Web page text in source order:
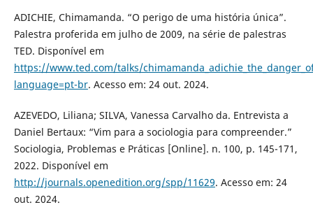
ADICHIE, Chimamanda. “O perigo de uma história única”.
Palestra proferida em julho de 2009, na série de palestras
TED. Disponível em
https://www.ted.com/talks/
language=pt-br. Acesso em: 24 out. 2024.
AZEVEDO, Liliana; SILVA, Vanessa Carvalho da. Entrevista a
Daniel Bertaux: “Vim para a sociologia para compreender.”
Sociologia, Problemas e Práticas [Online]. n. 100, p. 145-171,
2022. Disponível em
http://journals.openedition.org/spp/11629. Acesso em: 24
out. 2024.